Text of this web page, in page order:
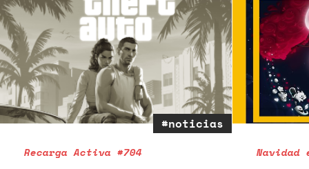
#noticias
Recarga Activa #704 Navidad